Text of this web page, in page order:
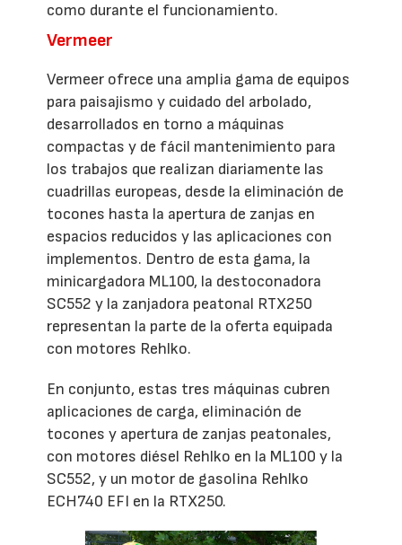
como durante el funcionamiento.
Vermeer
Vermeer ofrece una amplia gama de equipos
para paisajismo y cuidado del arbolado,
desarrollados en torno a máquinas
compactas y de fácil mantenimiento para
los trabajos que realizan diariamente las
cuadrillas europeas, desde la eliminación de
tocones hasta la apertura de zanjas en
espacios reducidos y las aplicaciones con
implementos. Dentro de esta gama, la
minicargadora ML100, la destoconadora
SC552 y la zanjadora peatonal RTX250
representan la parte de la oferta equipada
con motores Rehlko.
En conjunto, estas tres máquinas cubren
aplicaciones de carga, eliminación de
tocones y apertura de zanjas peatonales,
con motores diésel Rehlko en la ML100 y la
SC552, y un motor de gasolina Rehlko
ECH740 EFI en la RTX250.